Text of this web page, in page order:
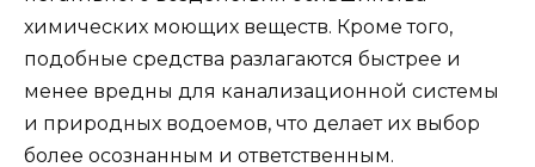
химических моющих веществ. Кроме того,
подобные средства разлагаются быстрее и
менее вредны для канализационной системы
и природных водоемов, что делает их выбор
более осознанным и ответственным.